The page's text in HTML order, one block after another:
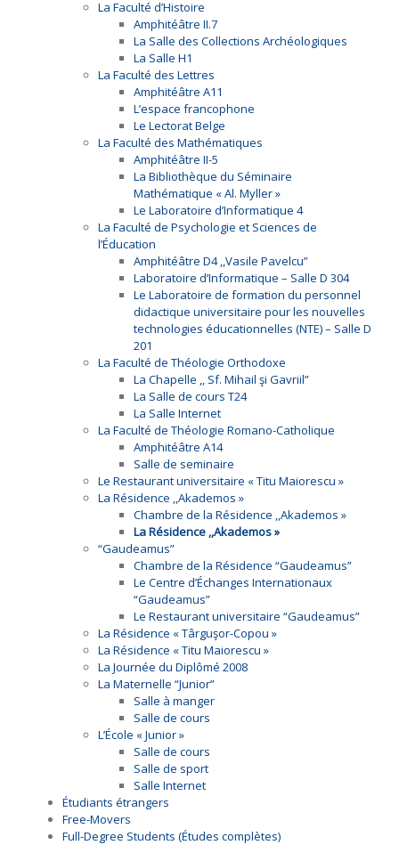
La Faculté d’Histoire
Amphitéâtre II.7
La Salle des Collections Archéologiques
La Salle H1
La Faculté des Lettres
Amphitéâtre A11
L’espace francophone
Le Lectorat Belge
La Faculté des Mathématiques
Amphitéâtre II-5
La Bibliothèque du Séminaire
Mathématique « Al. Myller »
Le Laboratoire d’Informatique 4
La Faculté de Psychologie et Sciences de
l’Éducation
Amphitéâtre D4 ,,Vasile Pavelcu”
Laboratoire d’Informatique – Salle D 304
Le Laboratoire de formation du personnel
didactique universitaire pour les nouvelles
technologies éducationnelles (NTE) – Salle D
201
La Faculté de Théologie Orthodoxe
La Chapelle ,, Sf. Mihail şi Gavriil”
La Salle de cours T24
La Salle Internet
La Faculté de Théologie Romano-Catholique
Amphitéâtre A14
Salle de seminaire
Le Restaurant universitaire « Titu Maiorescu »
La Résidence ,,Akademos »
Chambre de la Résidence ,,Akademos »
La Résidence ,,Akademos »
“Gaudeamus”
Chambre de la Résidence “Gaudeamus”
Le Centre d’Échanges Internationaux
“Gaudeamus”
Le Restaurant universitaire “Gaudeamus”
La Résidence « Târguşor-Copou »
La Résidence « Titu Maiorescu »
La Journée du Diplômé 2008
La Maternelle “Junior”
Salle à manger
Salle de cours
L’École « Junior »
Salle de cours
Salle de sport
Salle Internet
Étudiants étrangers
Free-Movers
Full-Degree Students (Études complètes)